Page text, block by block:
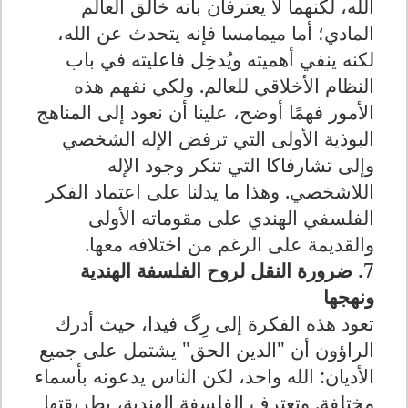
الله، لكنهما لا يعترفان بأنه خالق العالم
المادي؛ أما ميمامسا فإنه يتحدث عن الله،
لكنه ينفي أهميته ويُدخِل فاعليته في باب
النظام الأخلاقي للعالم. ولكي نفهم هذه
الأمور فهمًا أوضح، علينا أن نعود إلى المناهج
البوذية الأولى التي ترفض الإله الشخصي
وإلى تشارفاكا التي تنكر وجود الإله
اللاشخصي. وهذا ما يدلنا على اعتماد الفكر
الفلسفي الهندي على مقوماته الأولى
والقديمة على الرغم من اختلافه معها.
7. ضرورة النقل لروح الفلسفة الهندية
ونهجها
تعود هذه الفكرة إلى رِگ فيدا، حيث أدرك
الراؤون أن "الدين الحق" يشتمل على جميع
الأديان: الله واحد، لكن الناس يدعونه بأسماء
مختلفة. وتعترف الفلسفة الهندية، بطريقتها